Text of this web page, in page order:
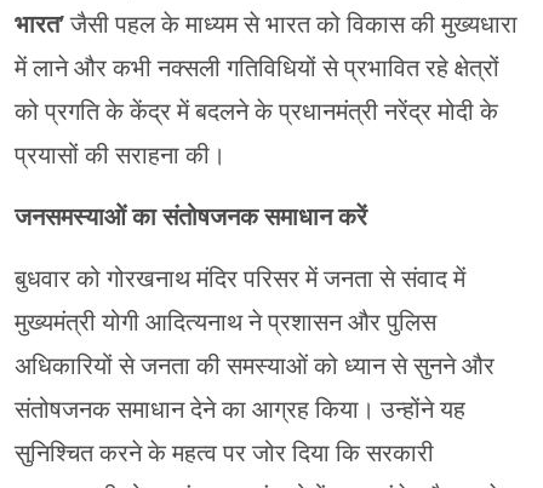
भारत’जैसी पहल के माध्यम से भारत को विकास की मुख्यधारा
में लाने और कभी नक्सली गतिविधियों से प्रभावित रहे क्षेत्रों
को प्रगति के केंद्र में बदलने के प्रधानमंत्री नरेंद्र मोदी के
प्रयासों की सराहना की।
जनसमस्याओं का संतोषजनक समाधान करें
बुधवार को गोरखनाथ मंदिर परिसर में जनता से संवाद में
मुख्यमंत्री योगी आदित्यनाथ ने प्रशासन और पुलिस
अधिकारियों से जनता की समस्याओं को ध्यान से सुनने और
संतोषजनक समाधान देने का आग्रह किया। उन्होंने यह
सुनिश्चित करने के महत्व पर जोर दिया कि सरकारी